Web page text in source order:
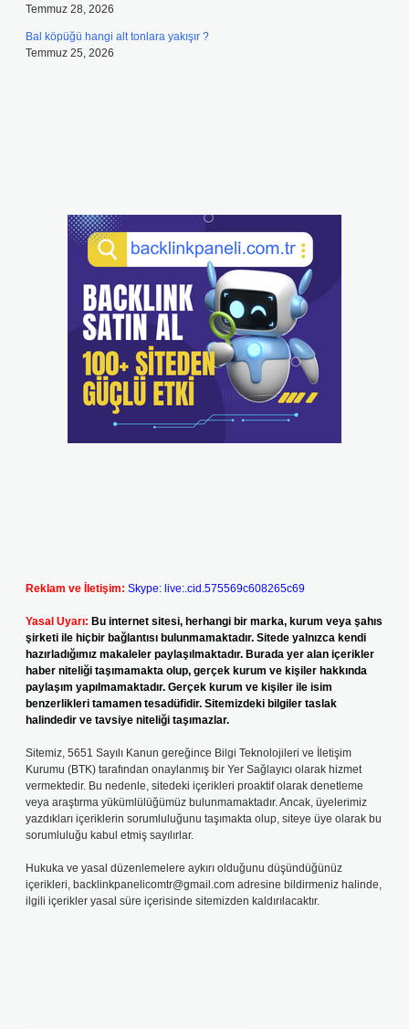
Temmuz 28, 2026
Bal köpüğü hangi alt tonlara yakışır ?
Temmuz 25, 2026
Reklam ve İletişim: Skype: live:.cid.575569c608265c69
Yasal Uyarı: Bu internet sitesi, herhangi bir marka, kurum veya şahıs
şirketi ile hiçbir bağlantısı bulunmamaktadır. Sitede yalnızca kendi
hazırladığımız makaleler paylaşılmaktadır. Burada yer alan içerikler
haber niteliği taşımamakta olup, gerçek kurum ve kişiler hakkında
paylaşım yapılmamaktadır. Gerçek kurum ve kişiler ile isim
benzerlikleri tamamen tesadüfidir. Sitemizdeki bilgiler taslak
halindedir ve tavsiye niteliği taşımazlar.
Sitemiz, 5651 Sayılı Kanun gereğince Bilgi Teknolojileri ve İletişim
Kurumu (BTK) tarafından onaylanmış bir Yer Sağlayıcı olarak hizmet
vermektedir. Bu nedenle, sitedeki içerikleri proaktif olarak denetleme
veya araştırma yükümlülüğümüz bulunmamaktadır. Ancak, üyelerimiz
yazdıkları içeriklerin sorumluluğunu taşımakta olup, siteye üye olarak bu
sorumluluğu kabul etmiş sayılırlar.
Hukuka ve yasal düzenlemelere aykırı olduğunu düşündüğünüz
içerikleri, backlinkpanelicomtr@gmail.com adresine bildirmeniz halinde,
ilgili içerikler yasal süre içerisinde sitemizden kaldırılacaktır.